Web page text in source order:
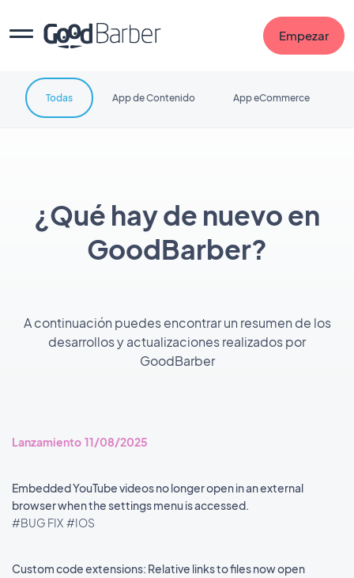
Empezar
¿Qué hay de nuevo en
GoodBarber?
A continuación puedes encontrar un resumen de los
desarrollos y actualizaciones realizados por
GoodBarber
Todas App de Contenido App eCommerce
Lanzamiento 11/08/2025
Embedded YouTube videos no longer open in an external
browser when the settings menu is accessed.
#BUG FIX #IOS
Custom code extensions: Relative links to files now open